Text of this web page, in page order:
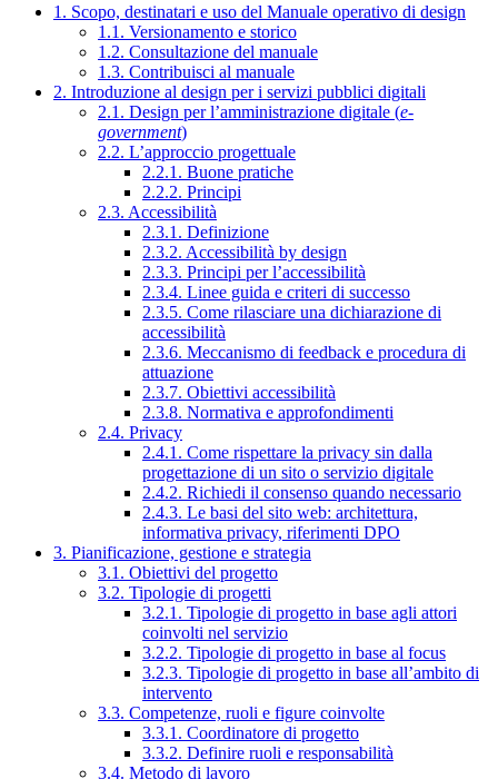
1. Scopo, destinatari e uso del Manuale operativo di design
1.1. Versionamento e storico
1.2. Consultazione del manuale
1.3. Contribuisci al manuale
2. Introduzione al design per i servizi pubblici digitali
2.1. Design per l’amministrazione digitale (e-
government)
2.2. L’approccio progettuale
2.2.1. Buone pratiche
2.2.2. Principi
2.3. Accessibilità
2.3.1. Definizione
2.3.2. Accessibilità by design
2.3.3. Principi per l’accessibilità
2.3.4. Linee guida e criteri di successo
2.3.5. Come rilasciare una dichiarazione di
accessibilità
2.3.6. Meccanismo di feedback e procedura di
attuazione
2.3.7. Obiettivi accessibilità
2.3.8. Normativa e approfondimenti
2.4. Privacy
2.4.1. Come rispettare la privacy sin dalla
progettazione di un sito o servizio digitale
2.4.2. Richiedi il consenso quando necessario
2.4.3. Le basi del sito web: architettura,
informativa privacy, riferimenti DPO
3. Pianificazione, gestione e strategia
3.1. Obiettivi del progetto
3.2. Tipologie di progetti
3.2.1. Tipologie di progetto in base agli attori
coinvolti nel servizio
3.2.2. Tipologie di progetto in base al focus
3.2.3. Tipologie di progetto in base all’ambito di
intervento
3.3. Competenze, ruoli e figure coinvolte
3.3.1. Coordinatore di progetto
3.3.2. Definire ruoli e responsabilità
3.4. Metodo di lavoro